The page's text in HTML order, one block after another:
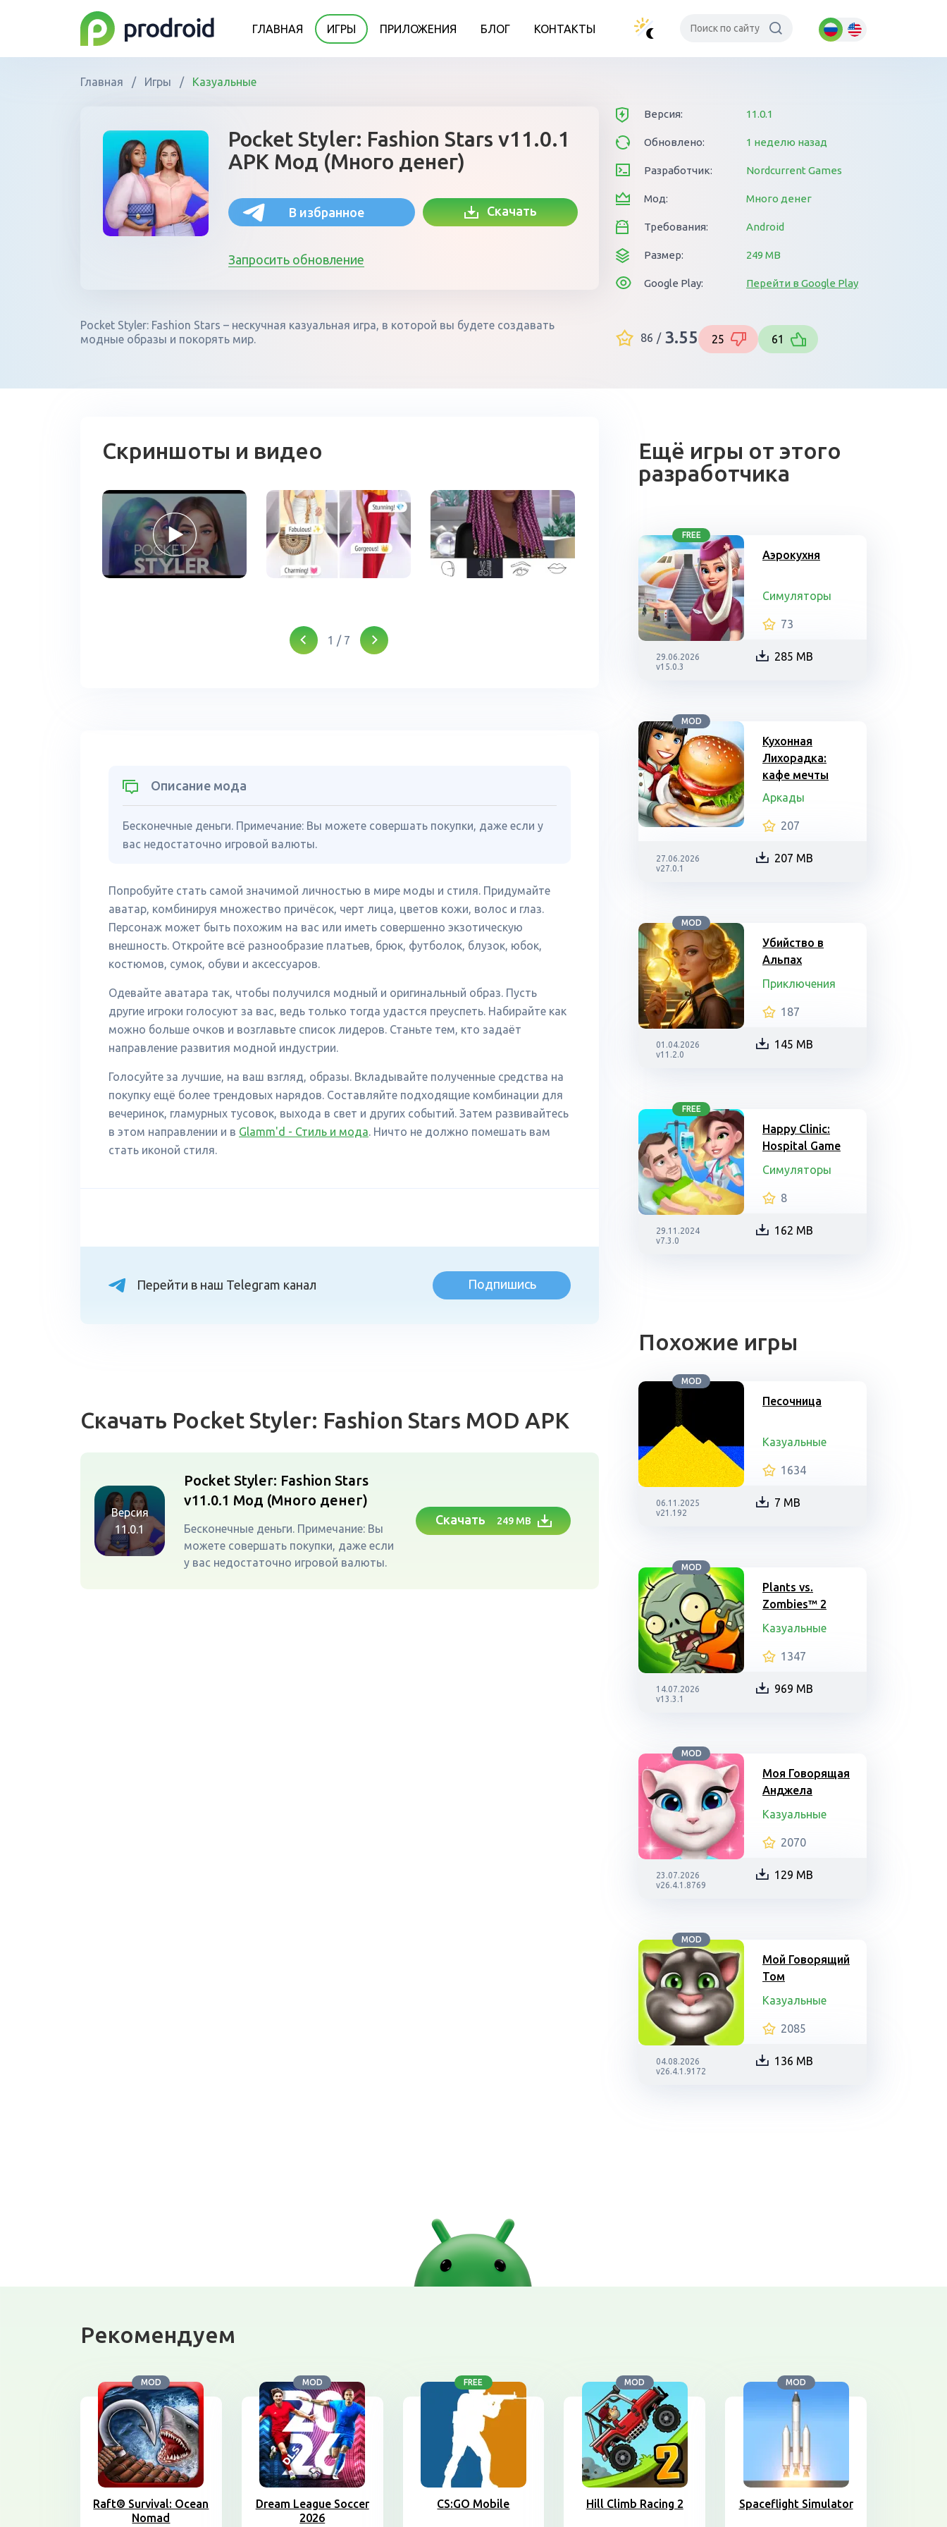
ГЛАВНАЯ ИГРЫ ПРИЛОЖЕНИЯ БЛОГ КОНТАКТЫ
Главная / Игры / Казуальные
Pocket Styler: Fashion Stars v11.0.1
APK Мод (Много денег)
В избранное Скачать
Запросить обновление
Pocket Styler: Fashion Stars – нескучная казуальная игра, в которой вы будете создавать
модные образы и покорять мир.
Версия: 11.0.1
Обновлено: 1 неделю назад
Разработчик: Nordcurrent Games
Мод: Много денег
Требования: Android
Размер: 249 MB
Google Play: Перейти в Google Play
86 / 3.55 25 61
Скриншоты и видео
1 / 7
Описание мода
Бесконечные деньги. Примечание: Вы можете совершать покупки, даже если у
вас недостаточно игровой валюты.
Попробуйте стать самой значимой личностью в мире моды и стиля. Придумайте
аватар, комбинируя множество причёсок, черт лица, цветов кожи, волос и глаз.
Персонаж может быть похожим на вас или иметь совершенно экзотическую
внешность. Откройте всё разнообразие платьев, брюк, футболок, блузок, юбок,
костюмов, сумок, обуви и аксессуаров.
Одевайте аватара так, чтобы получился модный и оригинальный образ. Пусть
другие игроки голосуют за вас, ведь только тогда удастся преуспеть. Набирайте как
можно больше очков и возглавьте список лидеров. Станьте тем, кто задаёт
направление развития модной индустрии.
Голосуйте за лучшие, на ваш взгляд, образы. Вкладывайте полученные средства на
покупку ещё более трендовых нарядов. Составляйте подходящие комбинации для
вечеринок, гламурных тусовок, выхода в свет и других событий. Затем развивайтесь
в этом направлении и в Glamm'd - Стиль и мода. Ничто не должно помешать вам
стать иконой стиля.
Перейти в наш Telegram канал Подпишись
Скачать Pocket Styler: Fashion Stars MOD APK
Версия
11.0.1
Pocket Styler: Fashion Stars
v11.0.1 Мод (Много денег)
Бесконечные деньги. Примечание: Вы
можете совершать покупки, даже если
у вас недостаточно игровой валюты.
Скачать 249 MB
Ещё игры от этого
разработчика
FREE
Аэрокухня
Симуляторы
73
29.06.2026
v15.0.3
285 MB
MOD
Кухонная
Лихорадка:
кафе мечты
Аркады
207
27.06.2026
v27.0.1
207 MB
MOD
Убийство в
Альпах
Приключения
187
01.04.2026
v11.2.0
145 MB
FREE
Happy Clinic:
Hospital Game
Симуляторы
8
29.11.2024
v7.3.0
162 MB
Похожие игры
MOD
Песочница
Казуальные
1634
06.11.2025
v21.192
7 MB
MOD
Plants vs.
Zombies™ 2
Казуальные
1347
14.07.2026
v13.3.1
969 MB
MOD
Моя Говорящая
Анджела
Казуальные
2070
23.07.2026
v26.4.1.8769
129 MB
MOD
Мой Говорящий
Том
Казуальные
2085
04.08.2026
v26.4.1.9172
136 MB
Рекомендуем
MOD
Raft® Survival: Ocean
Nomad
MOD
Dream League Soccer
2026
FREE
CS:GO Mobile
MOD
Hill Climb Racing 2
MOD
Spaceflight Simulator